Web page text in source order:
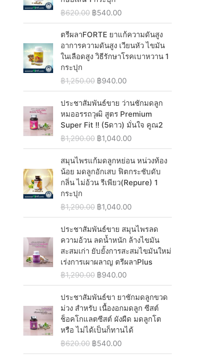
n
l
p
r
e
a
s
:
฿
1
,
5
8
.
0
0
.
p
r
i
:
฿
1
,
5
3
0
.
0
.
฿620.00 O
r
i
g
i
a
p
r
i
e
a
s
:
6
2
0
.
0
0
.
฿540.00C
u
r
r
e
t
r
i
c
e
i
:
฿
5
0
.
0
0
.
ตรีผลาFORTE ยาแก้ความดันสูง
อาการความดันสูง เวียนหัว ไขมัน
ในเลือดสูง วิธีรักษาโรคเบาหวาน 1
กระปุก
฿1,250.00 O
r
i
g
i
n
l
p
r
e
a
s
:
฿
1
,
2
5
0
.
0
0
฿940.00C
u
r
r
e
n
p
r
i
i
:
฿
9
4
0
.
0
0
.
ประชาสัมพันธ์ขาย ว่านชักมดลูก
หมออรรถวุฒิ สูตร Premium
Super Fit !! (5ดาว) มั่นใจ คูณ2
฿1,290.00 O
r
i
g
i
a
p
r
i
c
w
s
:
฿
1
,
฿1,040.00C
u
r
r
e
t
r
i
c
e
฿
1
0
สมุนไพรแก้มดลูกหย่อน หน่วงท้อง
น้อย มดลูกอักเสบ ฟิตกระชับดับ
กลิ่น ไม่อ้วน รีเพียว(Repure) 1
กระปุก
฿1,290.00 O
r
i
g
i
n
a
p
r
i
c
w
฿1,040.00C
u
r
r
e
n
r
i
c
e
ประชาสัมพันธ์ขาย สมุนไพรลด
ความอ้วน ลดน้ำหนัก ล้างไขมัน
สะสมเก่า ยับยั้งการสะสมไขมันใหม่
เร่งการเผาผลาญ ตรีผลาPlus
฿1,290.00 O
r
i
g
i
n
a
฿940.00C
u
r
r
e
n
ประชาสัมพันธ์ขา ยาชักมดลูกขวด
ม่วง สำหรับ เนื้องอกมดลูก ซีสต์
ช็อคโกแลตซีสต์ ผังผืด มดลูกโต
หรือ ไม่ได้เป็นก็ทานได้
฿620.00 O
r
฿540.00C
u